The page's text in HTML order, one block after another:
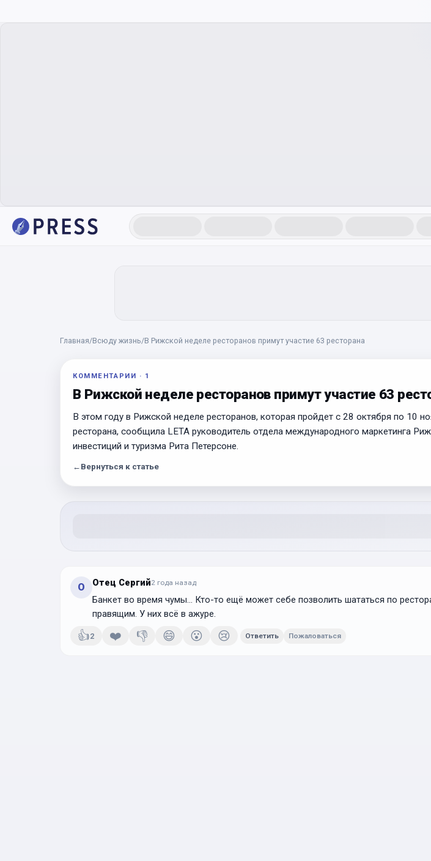
Главная/Всюду жизнь/В Рижской неделе ресторанов примут участие 63 ресторана
КОММЕНТАРИИ · 1
В Рижской неделе ресторанов примут участие 63
В этом году в Рижской неделе ресторанов, которая пройдет с 28 октября по 10
ресторана, сообщила LETA руководитель отдела международного маркетинга
инвестиций и туризма Рита Петерсоне.
← Вернуться к статье
О Отец Сергий2 года назад
Банкет во время чумы... Кто-то ещё может себе позволить шататься по
правящим. У них всё в ажуре.
👍2 ❤️ 👎 😄 😮 😢 Ответить Пожаловаться